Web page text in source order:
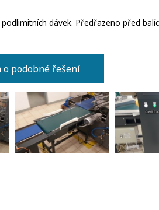
dávek. Předřazeno před
o podobné řešení